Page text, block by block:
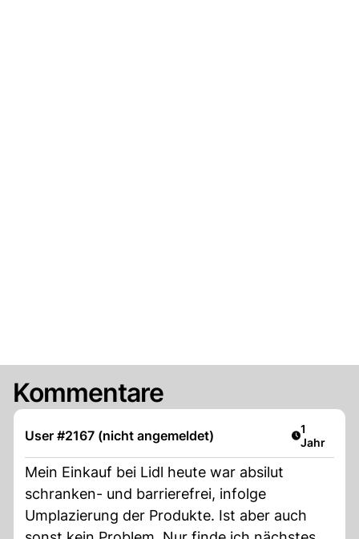
Kommentare
User #2167 (nicht angemeldet) Artikel
1
Jahr
Mein Einkauf bei Lidl heute war absilut
schranken- und barrierefrei, infolge
Umplazierung der Produkte. Ist aber auch